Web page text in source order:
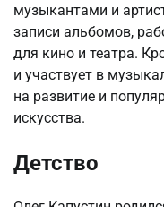
музыкантами и
записи альбомов,
для кино и театра.
и участвует в
на развитие и
искусства.
Детство